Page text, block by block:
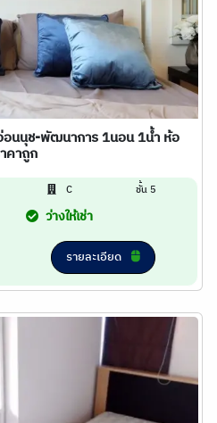
อนนุช-พัฒนาการ 1นอน 1น้ำ ห้อ
คาถูก
C ชั้น 5
ว่างให้เช่า
รายละเอียด